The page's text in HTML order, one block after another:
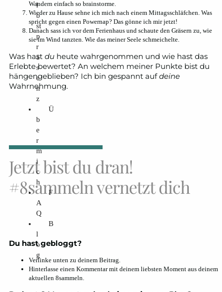
l
b
st
p
r
ä
s
e
n
z
Ü
b
e
r
m
i
c
h
F
A
Q
B
l
o
g
Wandern einfach so brainstorme.
Wieder zu Hause sehne ich mich nach einem Mittagsschläfchen. Was
spricht gegen einen Powernap? Das gönne ich mir jetzt!
Danach sass ich vor dem Ferienhaus und schaute den Gräsern zu, wie
sie im Wind tanzten. Wie das meiner Seele schmeichelte.
Was hast du heute wahrgenommen und wie hast das
Erlebte bewertet? An welchem meiner Punkte bist du
hängengeblieben? Ich bin gespannt aufdeine
Wahrnehmung.
Jetzt bist du dran!
#8sammeln vernetzt dich
Du hast gebloggt?
Verlinke unten zu deinem Beitrag.
Hinterlasse einen Kommentar mit deinem liebsten Moment aus deinem
aktuellen 8sammeln.